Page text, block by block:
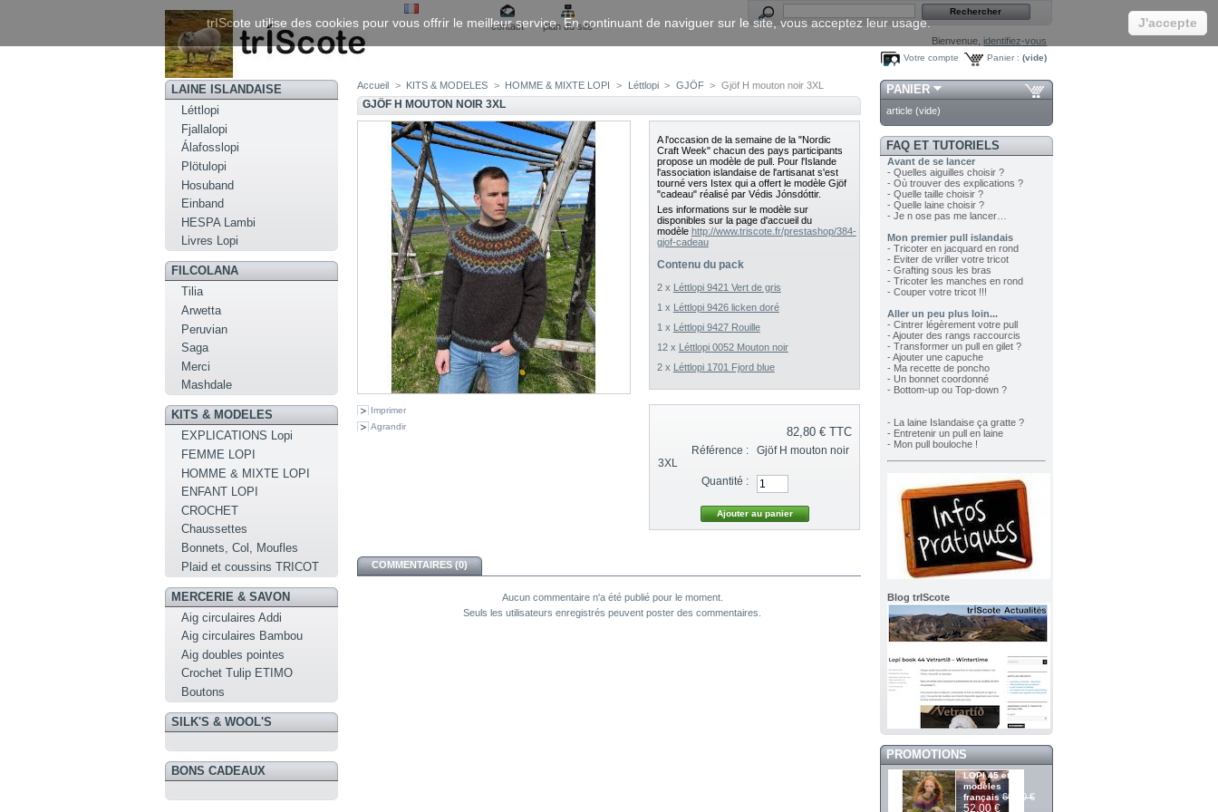
contact
plan du site
Bienvenue, identifiez-vous
Panier : (vide)
Votre compte
LAINE ISLANDAISE
Léttlopi
Fjallalopi
Álafosslopi
Plötulopi
Hosuband
Einband
HESPA Lambi
Livres Lopi
FILCOLANA
Tilia
Arwetta
Peruvian
Saga
Merci
Mashdale
KITS & MODELES
EXPLICATIONS Lopi
FEMME LOPI
HOMME & MIXTE LOPI
ENFANT LOPI
CROCHET
Chaussettes
Bonnets, Col, Moufles
Plaid et coussins TRICOT
MERCERIE & SAVON
Aig circulaires Addi
Aig circulaires Bambou
Aig doubles pointes
Crochet Tulip ETIMO
Boutons
SILK'S & WOOL'S
BONS CADEAUX
Accueil > KITS & MODELES > HOMME & MIXTE LOPI > Léttlopi > GJÖF > Gjöf H mouton noir 3XL
GJÖF H MOUTON NOIR 3XL
Imprimer
Agrandir
A l'occasion de la semaine de la "Nordic
Craft Week" chacun des pays participants
propose un modèle de pull. Pour l'Islande
l'association islandaise de l'artisanat s'est
tourné vers Istex qui a offert le modèle Gjöf
"cadeau" réalisé par Védis Jónsdóttir.
Les informations sur le modèle sur
disponibles sur la page d'accueil du
modèle http://www.triscote.fr/prestashop/384-
gjof-cadeau
Contenu du pack
2 x
Léttlopi 9421 Vert de gris
1 x
Léttlopi 9426 licken doré
1 x
Léttlopi 9427 Rouille
12 x
Léttlopi 0052 Mouton noir
2 x
Léttlopi 1701 Fjord blue
82,80 €TTC
Référence :
Gjöf H mouton noir
3XL
Quantité :
COMMENTAIRES (0)
Aucun commentaire n'a été publié pour le moment.
Seuls les utilisateurs enregistrés peuvent poster des commentaires.
PANIER
article (vide)
FAQ ET TUTORIELS
Avant de se lancer
- Quelles aiguilles choisir ?
- Où trouver des explications ?
- Quelle taille choisir ?
- Quelle laine choisir ?
- Je n ose pas me lancer…
Mon premier pull islandais
- Tricoter en jacquard en rond
- Eviter de vriller votre tricot
- Grafting sous les bras
- Tricoter les manches en rond
- Couper votre tricot !!!
Aller un peu plus loin...
- Cintrer légèrement votre pull
- Ajouter des rangs raccourcis
- Transformer un pull en gilet ?
- Ajouter une capuche
- Ma recette de poncho
- Un bonnet coordonné
- Bottom-up ou Top-down ?
- La laine Islandaise ça gratte ?
- Entretenir un pull en laine
- Mon pull bouloche !
Blog trIScote
PROMOTIONS
LOPI 45 et 13
modèles
français 60,00 €
52,00 €
trIScote utilise des cookies pour vous offrir le meilleur service. En continuant de naviguer sur le site, vous acceptez leur usage. J'accepte